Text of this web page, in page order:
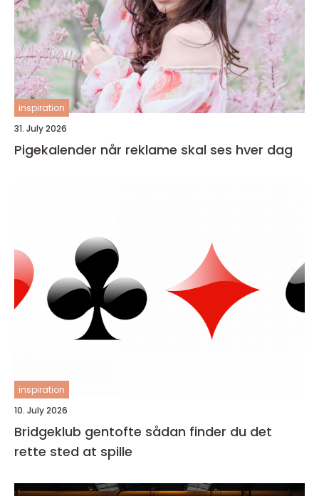
inspiration
31. July 2026
Pigekalender når reklame skal ses hver dag
inspiration
10. July 2026
Bridgeklub gentofte sådan finder du det
rette sted at spille